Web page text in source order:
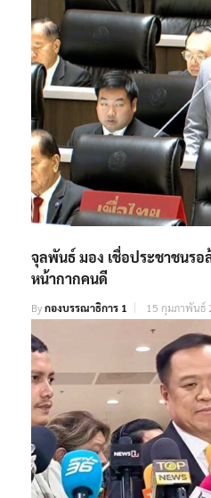
จุลพันธ์ มอง เชื่อประชาชนรอ
หน้ากากคนดี
Byกองบรรณาธิการ 1 15 กุมภาพันธ์